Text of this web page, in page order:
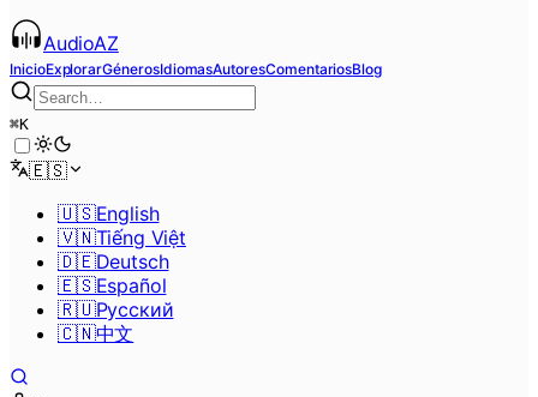
AudioAZ
InicioExplorarGénerosIdiomasAutoresComentariosBlog
⌘K
🇪🇸
🇺🇸English
🇻🇳Tiếng Việt
🇩🇪Deutsch
🇪🇸Español
🇷🇺Pусский
🇨🇳中文